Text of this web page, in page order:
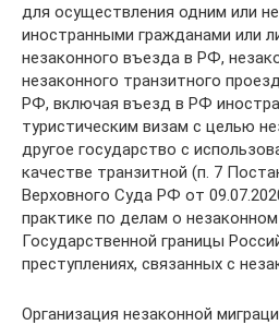
для осуществления одним или
иностранными гражданами или
незаконного въезда в РФ,
незаконного транзитного
РФ, включая въезд в РФ
туристическим визам с целью
другое государство с
качестве транзитной (п. 7
Верховного Суда РФ от
практике по делам о
Государственной границы
преступлениях, связанных с
Организация незаконной